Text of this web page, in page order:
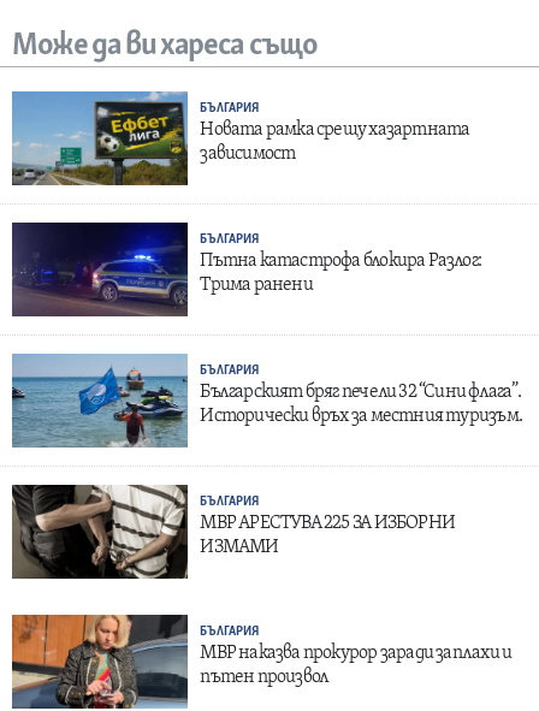
Може да ви хареса също
БЪЛГАРИЯ
Новата рамка срещу хазартната
зависимост
БЪЛГАРИЯ
Пътна катастрофа блокира Разлог:
Трима ранени
БЪЛГАРИЯ
Българският бряг печели 32 “Сини флага”.
Исторически връх за местния туризъм.
БЪЛГАРИЯ
МВР АРЕСТУВА 225 ЗА ИЗБОРНИ
ИЗМАМИ
БЪЛГАРИЯ
МВР наказва прокурор заради заплахи и
пътен произвол